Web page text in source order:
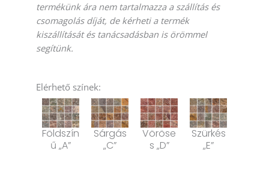
termékünk ára nem tartalmazza a szállítás és
csomagolás díját, de kérheti a termék
kiszállítását és tanácsadásban is örömmel
segítünk.
Elérhető színek:
Földszín
ű „A”
Sárgás
„C”
Vöröse
s „D”
Szürkés
„E”